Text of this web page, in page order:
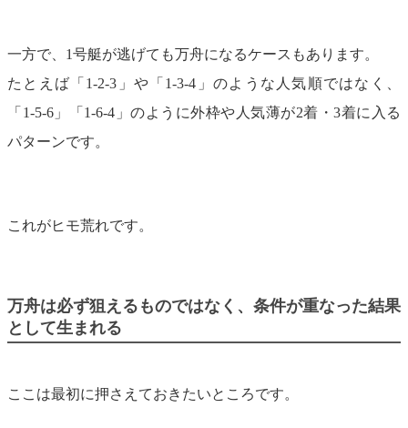
一方で、1号艇が逃げても万舟になるケースもあります。
たとえば「1-2-3」や「1-3-4」のような人気順ではなく、
「1-5-6」「1-6-4」のように外枠や人気薄が2着・3着に入る
パターンです。
これがヒモ荒れです。
万舟は必ず狙えるものではなく、条件が重なった結果
として生まれる
ここは最初に押さえておきたいところです。